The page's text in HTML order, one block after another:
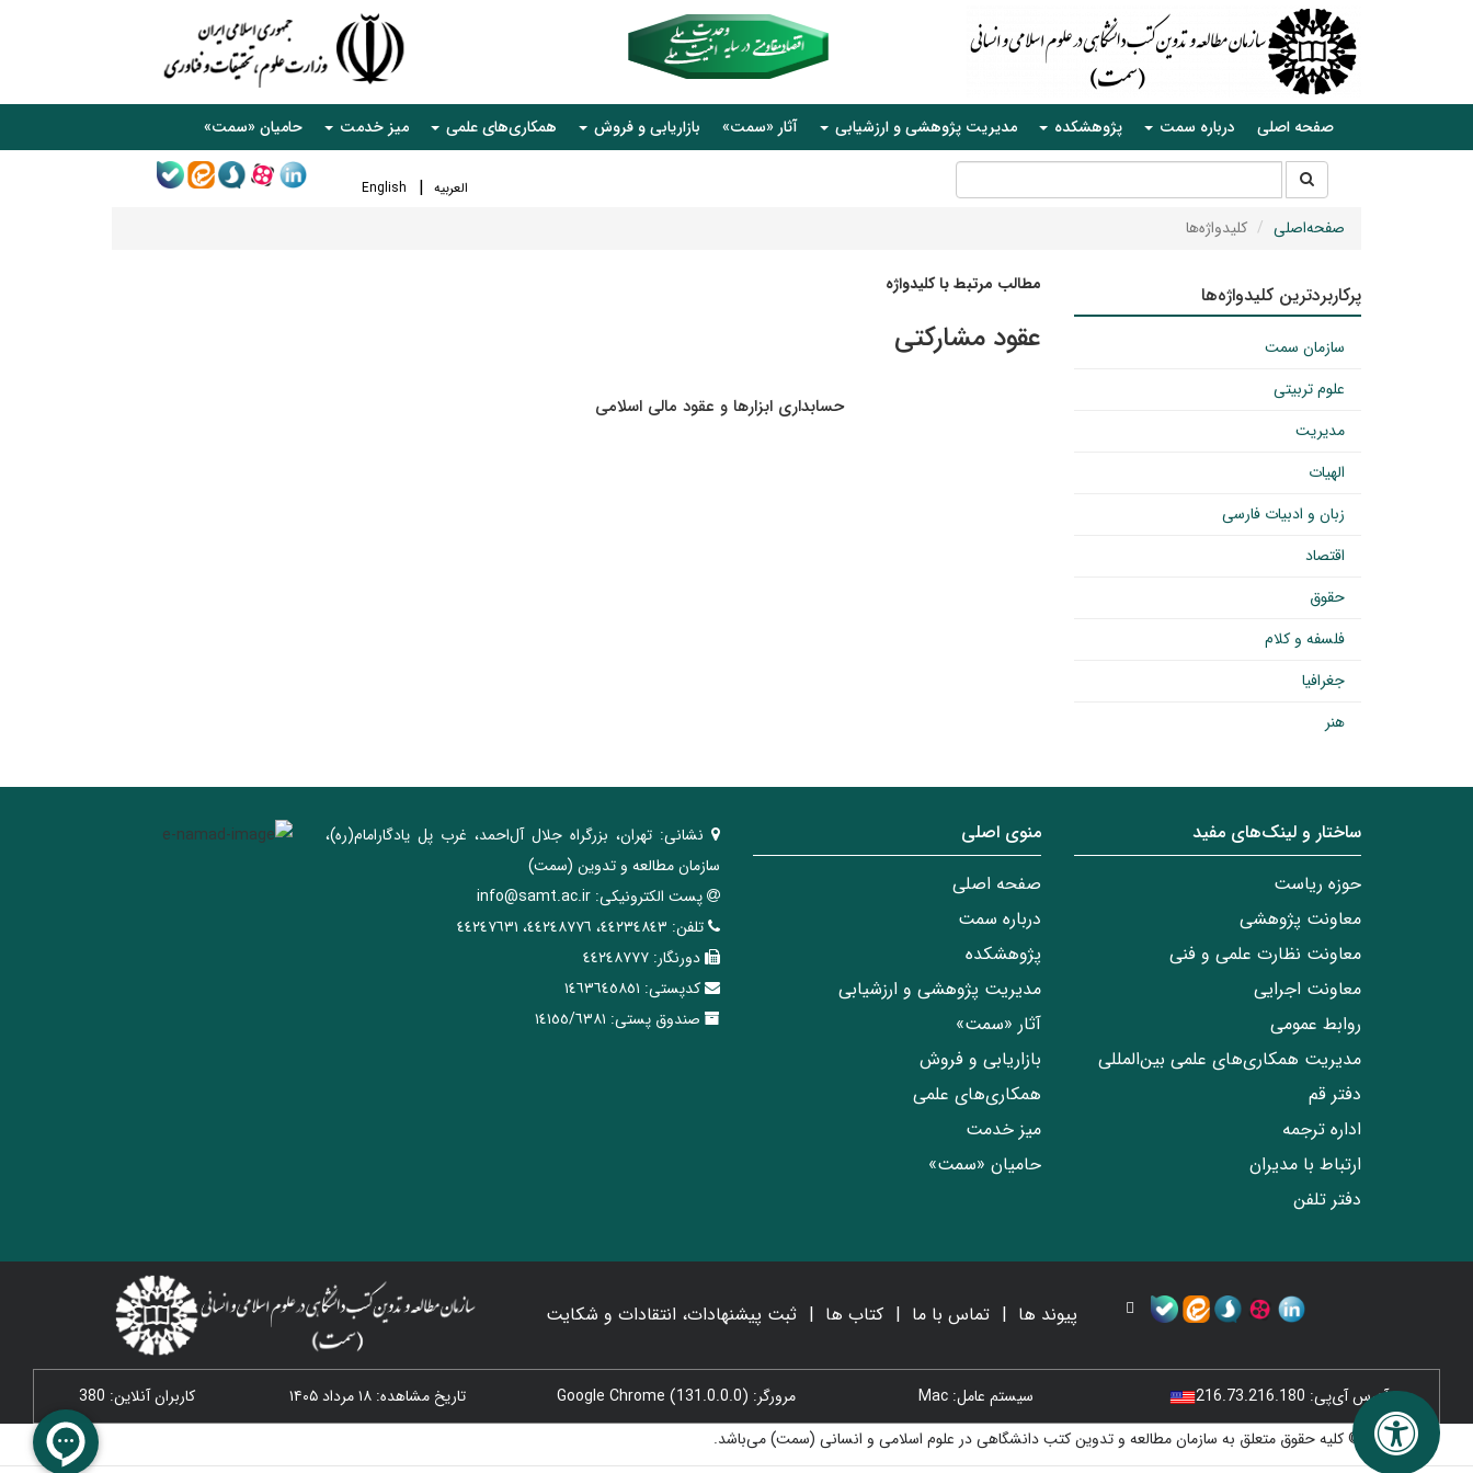
صفحه اصلی درباره سمت پژوهشکده مدیریت پژوهشی و ارزشیابی آثار «سمت» بازاریابی و فروش همکاری‌های علمی میز خدمت حامیان «سمت»
العربیه English جستجو
در
سایتصفحه‌اصلی کلیدواژه‌ها
مطالب مرتبط با کلیدواژه
عقود مشارکتی
حسابداری ابزارها و عقود مالی اسلامی
پرکاربردترین کلیدواژه‌ها
سازمان سمت
علوم تربیتی
مدیریت
الهیات
زبان و ادبیات فارسی
اقتصاد
حقوق
فلسفه و کلام
جغرافیا
هنر
ساختار‌‌ و‌‌ لینک‌های مفید
حوزه ریاست
معاونت پژوهشی
معاونت نظارت علمی و فنی
معاونت اجرایی
روابط عمومی
مدیریت همکاری‌های علمی بین‌المللی
دفتر قم
اداره ترجمه
ارتباط با مدیران
دفتر تلفن
منوی اصلی
صفحه اصلی
درباره سمت
پژوهشکده
مدیریت پژوهشی و ارزشیابی
آثار «سمت»
بازاریابی و فروش
همکاری‌های علمی
میز خدمت
حامیان «سمت»
نشانی: تهران، ‌بزرگراه ‌جلال آل‌احمد، غرب پل يادگار‌امام(ره)‌،
سازمان مطالعه و تدوین‌ (سمت)
پست الکترونیکی: info@samt.ac.ir
تلفن: ٤٤٢٣٤٨٤٣، ٤٤٢٤٨٧٧٦، ٤٤٢٤٧٦٣١
دورنگار: ٤٤٢٤٨٧٧٧
کدپستی: ١٤٦٣٦٤٥٨٥١
صندوق پستی: ١٤١٥٥/٦٣٨١
پیوند ها تماس با ما کتاب ها ثبت پیشنهادات، انتقادات و شکایت
آدرس آی‌پی: 216.73.216.180 سیستم عامل: Mac مرورگر: Google Chrome (131.0.0.0) تاریخ مشاهده: ۱۸ مرداد ۱۴۰۵
کاربران آنلاین: 380
© کلیه حقوق متعلق به سازمان مطالعه و تدوین کتب دانشگاهی در علوم اسلامی و انسانی (سمت) می‌باشد.